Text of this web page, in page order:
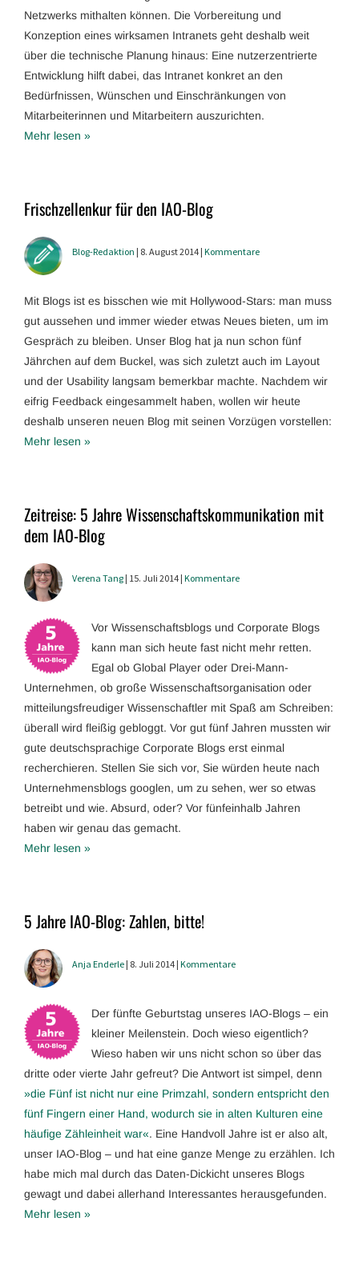
Netzwerks mithalten können. Die Vorbereitung und
Konzeption eines wirksamen Intranets geht deshalb weit
über die technische Planung hinaus: Eine nutzerzentrierte
Entwicklung hilft dabei, das Intranet konkret an den
Bedürfnissen, Wünschen und Einschränkungen von
Mitarbeiterinnen und Mitarbeitern auszurichten.
Mehr lesen »
Frischzellenkur für den IAO-Blog
Blog-Redaktion | 8. August 2014 | Kommentare
Mit Blogs ist es bisschen wie mit Hollywood-Stars: man muss
gut aussehen und immer wieder etwas Neues bieten, um im
Gespräch zu bleiben. Unser Blog hat ja nun schon fünf
Jährchen auf dem Buckel, was sich zuletzt auch im Layout
und der Usability langsam bemerkbar machte. Nachdem wir
eifrig Feedback eingesammelt haben, wollen wir heute
deshalb unseren neuen Blog mit seinen Vorzügen vorstellen:
Mehr lesen »
Zeitreise: 5 Jahre Wissenschaftskommunikation mit
dem IAO-Blog
Verena Tang | 15. Juli 2014 | Kommentare
Vor Wissenschaftsblogs und Corporate Blogs
kann man sich heute fast nicht mehr retten.
Egal ob Global Player oder Drei-Mann-
Unternehmen, ob große Wissenschaftsorganisation oder
mitteilungsfreudiger Wissenschaftler mit Spaß am Schreiben:
überall wird fleißig gebloggt. Vor gut fünf Jahren mussten wir
gute deutschsprachige Corporate Blogs erst einmal
recherchieren. Stellen Sie sich vor, Sie würden heute nach
Unternehmensblogs googlen, um zu sehen, wer so etwas
betreibt und wie. Absurd, oder? Vor fünfeinhalb Jahren
haben wir genau das gemacht.
Mehr lesen »
5 Jahre IAO-Blog: Zahlen, bitte!
Anja Enderle | 8. Juli 2014 | Kommentare
Der fünfte Geburtstag unseres IAO-Blogs – ein
kleiner Meilenstein. Doch wieso eigentlich?
Wieso haben wir uns nicht schon so über das
dritte oder vierte Jahr gefreut? Die Antwort ist simpel, denn
»die Fünf ist nicht nur eine Primzahl, sondern entspricht den
fünf Fingern einer Hand, wodurch sie in alten Kulturen eine
häufige Zähleinheit war«. Eine Handvoll Jahre ist er also alt,
unser IAO-Blog – und hat eine ganze Menge zu erzählen. Ich
habe mich mal durch das Daten-Dickicht unseres Blogs
gewagt und dabei allerhand Interessantes herausgefunden.
Mehr lesen »